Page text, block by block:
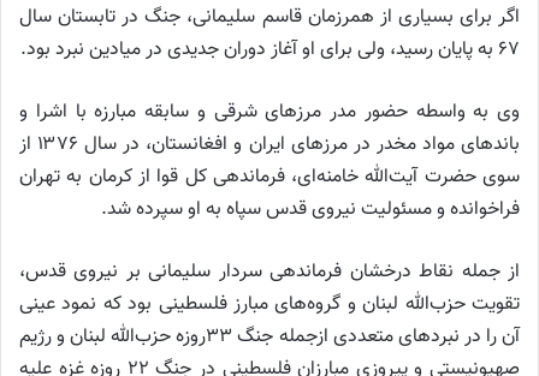
اگر برای بسیاری از همرزمان قاسم سلیمانی، جنگ در تابستان سال
۶۷ به پایان رسید، ولی برای او آغاز دوران جدیدی در میادین نبرد بود.
وی به واسطه حضور مدر مرز‌های شرقی و سابقه مبارزه با اشرا و
باند‌های مواد مخدر در مرز‌های ایران و افغانستان، در سال ۱۳۷۶ از
سوی حضرت آیت‌الله خامنه‌ای، فرماندهی کل قوا از کرمان به تهران
فراخوانده و مسئولیت نیروی قدس سپاه به او سپرده شد.
از جمله نقاط درخشان فرماندهی سردار سلیمانی بر نیروی قدس،
تقویت حزب‌الله لبنان و گروه‌های مبارز فلسطینی بود که نمود عینی
آن را در نبرد‌های متعددی ازجمله جنگ ۳۳روزه حزب‌الله لبنان و رژیم
صهیونیستی و پیروزی مبارزان فلسطینی در جنگ ۲۲ روزه غزه علیه